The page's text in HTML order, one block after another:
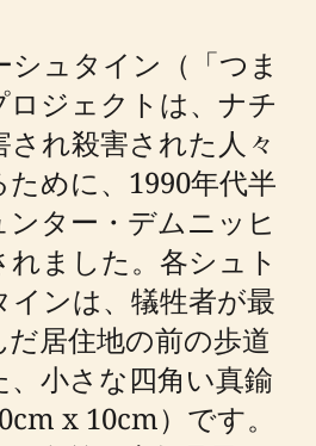
ュタイン（「つま
ジェクトは、ナチ
れ殺害された人々
めに、1990年代半
ター・デムニッヒ
ました。各シュト
インは、犠牲者が最
居住地の前の歩道
小さな四角い真鍮
x 10cm）です。